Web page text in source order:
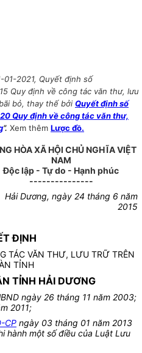
01-2021, Quyết định số
Quy định về công tác văn thư, lưu
bỏ, thay thế bởi Quyết định số
Quy định về công tác văn thư,
”. Xem thêm Lược đồ.
HÒA XÃ HỘI CHỦ NGHĨA VIỆT
NAM
Độc lập - Tự do - Hạnh phúc
---------------
Hải D­ương, ngày 24 tháng 6 năm
2015
ĐỊNH
TÁC VĂN THƯ, LƯU TRỮ TRÊN
TỈNH
TỈNH HẢI DƯƠNG
ngày 26 tháng 11 năm 2003;
2011;
CP ngày 03 tháng 01 năm 2013
hành một số điều của Luật Lưu